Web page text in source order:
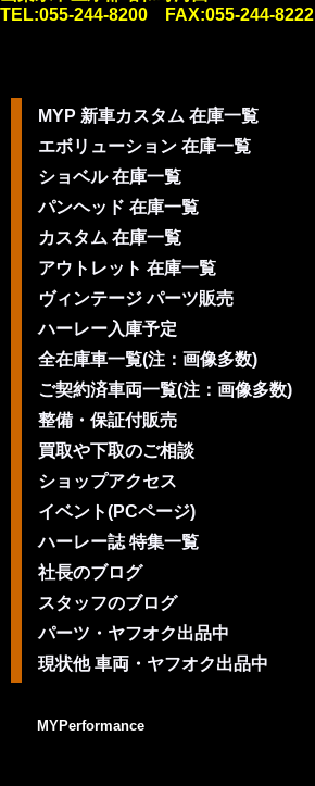
TEL:055-244-8200 FAX:055-244-8222
MYP 新車カスタム 在庫一覧
エボリューション 在庫一覧
ショベル 在庫一覧
パンヘッド 在庫一覧
カスタム 在庫一覧
アウトレット 在庫一覧
ヴィンテージ パーツ販売
ハーレー入庫予定
全在庫車一覧(注：画像多数)
ご契約済車両一覧(注：画像多数)
整備・保証付販売
買取や下取のご相談
ショップアクセス
イベント(PCページ)
ハーレー誌 特集一覧
社長のブログ
スタッフのブログ
パーツ・ヤフオク出品中
現状他 車両・ヤフオク出品中
MYPerformance